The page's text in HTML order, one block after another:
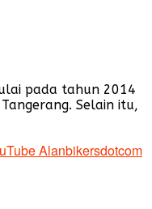
pada tahun 2014
Selain itu,